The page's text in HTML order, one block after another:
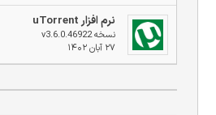
نرم افزار uTorrent
نسخه v3.6.0.46922
۲۷ آبان ۱۴۰۲